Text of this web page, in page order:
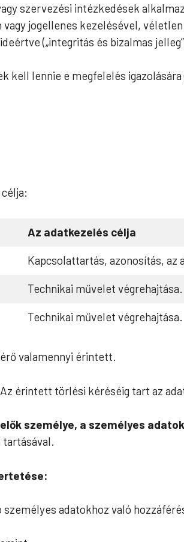
szervezési intézkedések
jogellenes kezelésével,
(„integritás és bizalmas
lennie e megfelelés igazolására
Az adatkezelés célja
Kapcsolattartás, azonosítás, az
Technikai művelet végrehajtása.
Technikai művelet végrehajtása.
valamennyi érintett.
érintett törlési kéréséig tart az
személye, a személyes
adatokhoz való